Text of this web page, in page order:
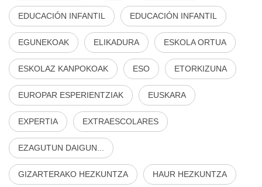
EDUCACIÓN INFANTIL EDUCACIÓN INFANTIL
EGUNEKOAK ELIKADURA ESKOLA ORTUA
ESKOLAZ KANPOKOAK ESO ETORKIZUNA
EUROPAR ESPERIENTZIAK EUSKARA
EXPERTIA EXTRAESCOLARES
EZAGUTUN DAIGUN...
GIZARTERAKO HEZKUNTZA HAUR HEZKUNTZA